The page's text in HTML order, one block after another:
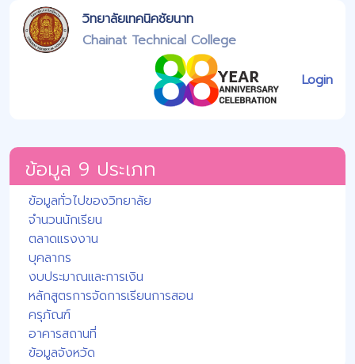
วิทยาลัยเทคนิคชัยนาท
Chainat Technical College
Login
ข้อมูล 9 ประเภท
ข้อมูลทั่วไปของวิทยาลัย
จำนวนนักเรียน
ตลาดแรงงาน
บุคลากร
งบประมาณและการเงิน
หลักสูตรการจัดการเรียนการสอน
ครุภัณฑ์
อาคารสถานที่
ข้อมูลจังหวัด